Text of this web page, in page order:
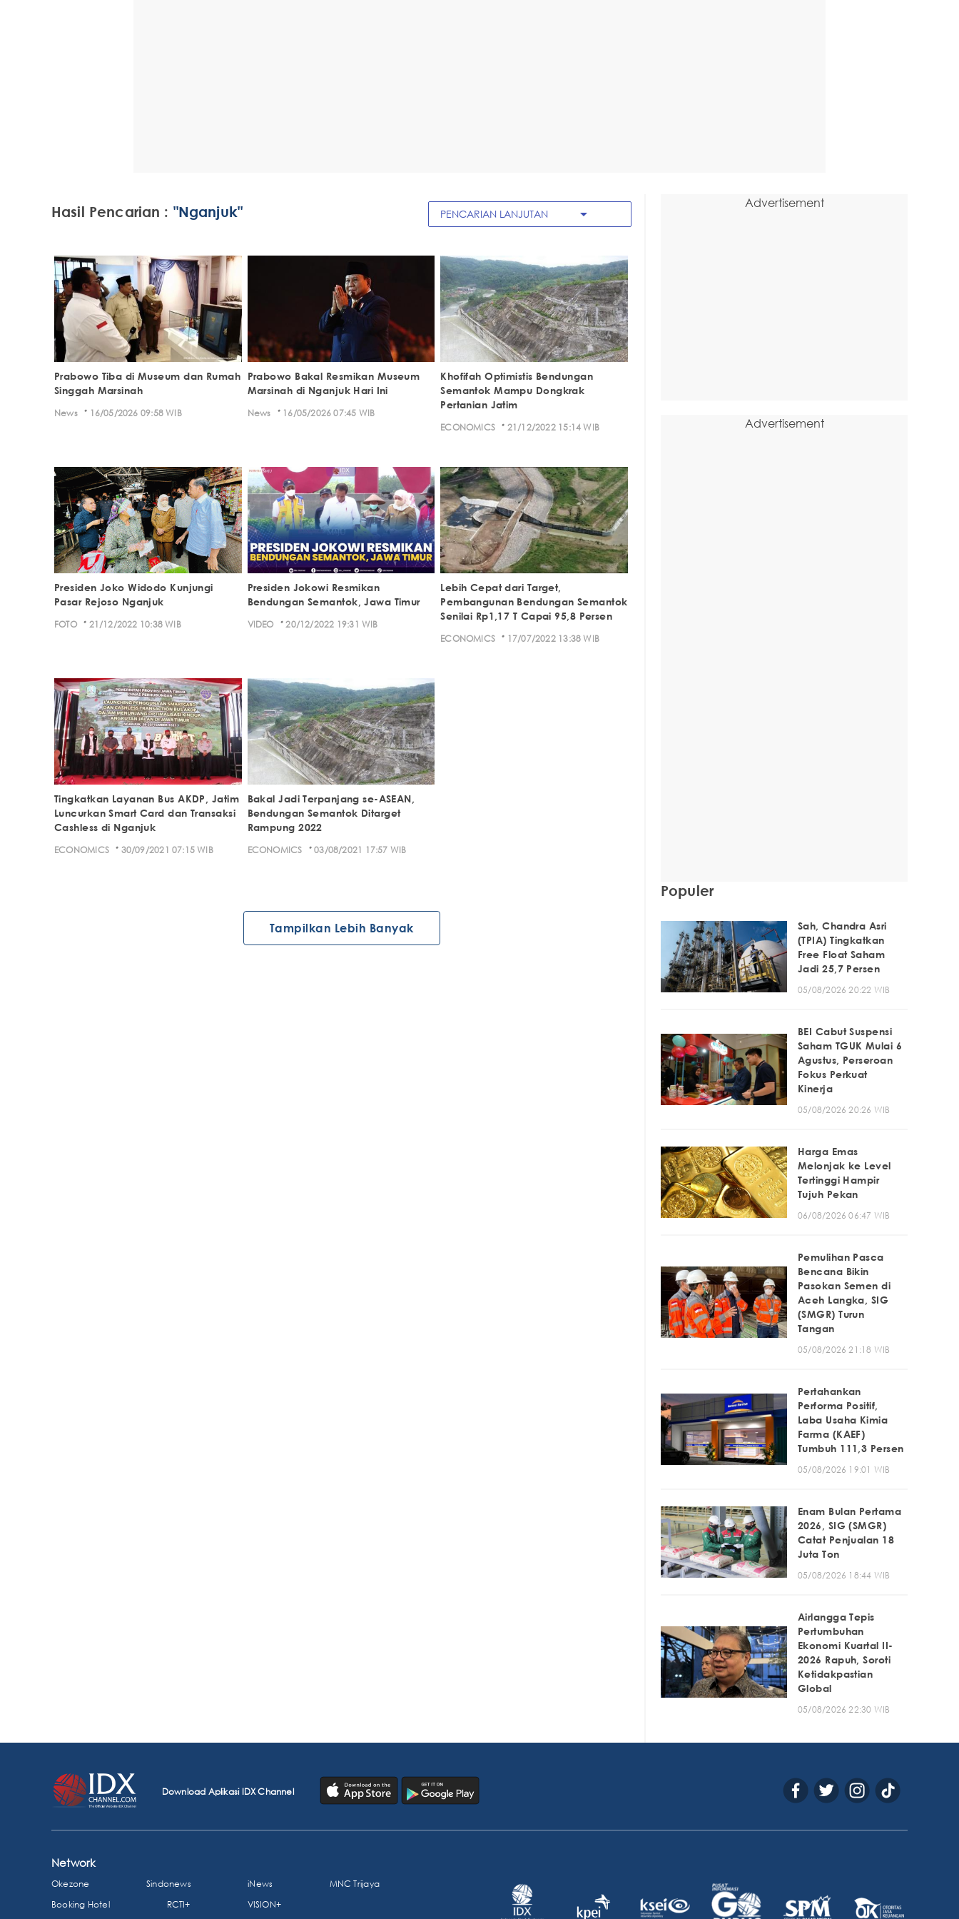
Hasil Pencarian : "Nganjuk" PENCARIAN LANJUTAN arrow_drop_down
Prabowo Tiba di Museum dan Rumah
Singgah Marsinah
News · 16/05/2026 09:58 WIB
Prabowo Bakal Resmikan Museum
Marsinah di Nganjuk Hari Ini
News · 16/05/2026 07:45 WIB
Khofifah Optimistis Bendungan
Semantok Mampu Dongkrak
Pertanian Jatim
ECONOMICS · 21/12/2022 15:14 WIB
Presiden Joko Widodo Kunjungi
Pasar Rejoso Nganjuk
FOTO · 21/12/2022 10:38 WIB
Presiden Jokowi Resmikan
Bendungan Semantok, Jawa Timur
VIDEO · 20/12/2022 19:31 WIB
Lebih Cepat dari Target,
Pembangunan Bendungan Semantok
Senilai Rp1,17 T Capai 95,8 Persen
ECONOMICS · 17/07/2022 13:38 WIB
Tingkatkan Layanan Bus AKDP, Jatim
Luncurkan Smart Card dan Transaksi
Cashless di Nganjuk
ECONOMICS · 30/09/2021 07:15 WIB
Bakal Jadi Terpanjang se-ASEAN,
Bendungan Semantok Ditarget
Rampung 2022
ECONOMICS · 03/08/2021 17:57 WIB
Tampilkan Lebih Banyak
Advertisement
Advertisement
Populer
Sah, Chandra Asri
(TPIA) Tingkatkan
Free Float Saham
Jadi 25,7 Persen
05/08/2026 20:22 WIB
BEI Cabut Suspensi
Saham TGUK Mulai 6
Agustus, Perseroan
Fokus Perkuat
Kinerja
05/08/2026 20:26 WIB
Harga Emas
Melonjak ke Level
Tertinggi Hampir
Tujuh Pekan
06/08/2026 06:47 WIB
Pemulihan Pasca
Bencana Bikin
Pasokan Semen di
Aceh Langka, SIG
(SMGR) Turun
Tangan
05/08/2026 21:18 WIB
Pertahankan
Performa Positif,
Laba Usaha Kimia
Farma (KAEF)
Tumbuh 111,3 Persen
05/08/2026 19:01 WIB
Enam Bulan Pertama
2026, SIG (SMGR)
Catat Penjualan 18
Juta Ton
05/08/2026 18:44 WIB
Airlangga Tepis
Pertumbuhan
Ekonomi Kuartal II-
2026 Rapuh, Soroti
Ketidakpastian
Global
05/08/2026 22:30 WIB
Download Aplikasi IDX Channel
Network
Okezone Sindonews iNews
MNC Trijaya
Booking Hotel
RCTI+ VISION+